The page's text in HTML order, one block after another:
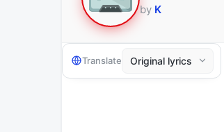
by K
Translate